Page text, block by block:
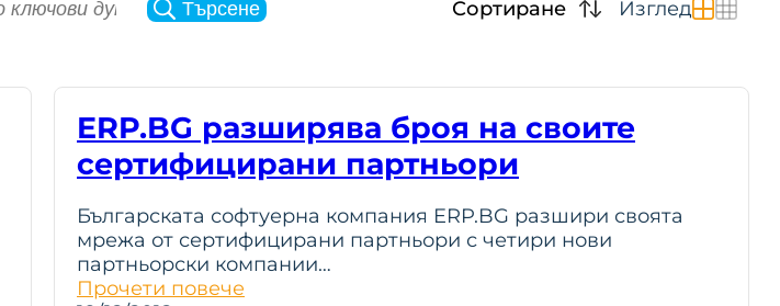
Търсене Сортиране Изглед
ERP.BG разширява броя на своите
сертифицирани партньори
Българската софтуерна компания ERP.BG разшири своята
мрежа от сертифицирани партньори с четири нови
партньорски компании…
Прочети повече